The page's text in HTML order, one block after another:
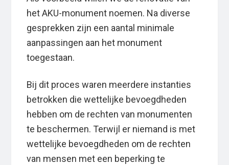
het AKU-monument noemen. Na diverse
gesprekken zijn een aantal minimale
aanpassingen aan het monument
toegestaan.
Bij dit proces waren meerdere instanties
betrokken die wettelijke bevoegdheden
hebben om de rechten van monumenten
te beschermen. Terwijl er niemand is met
wettelijke bevoegdheden om de rechten
van mensen met een beperking te